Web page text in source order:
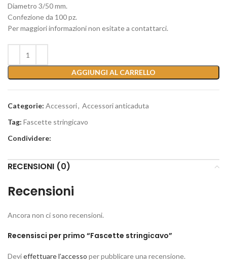
Diametro 3/50 mm.
Confezione da 100 pz.
Per maggiori informazioni non esitate a contattarci.
AGGIUNGI AL CARRELLO
Categorie: Accessori, Accessori anticaduta
Tag: Fascette stringicavo
Condividere:
RECENSIONI (0)
Recensioni
Ancora non ci sono recensioni.
Recensisci per primo “Fascette stringicavo”
Devieffettuare l’accesso per pubblicare una recensione.